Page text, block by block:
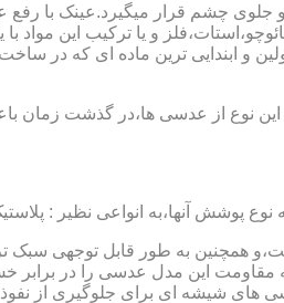
چشم قرار میگیرد.عینک با رفع
و یا ترکیب این مواد
از دو دسته ی کلی ساخته شده :۱ : شیشه۲: پلاستیک شیشه
نوع از عدسی ها،در گذشت زمان
همچنین به طور قابل توجهی سبک
این مدل عدسی را در
های شیشه ای برای جلوگیری از